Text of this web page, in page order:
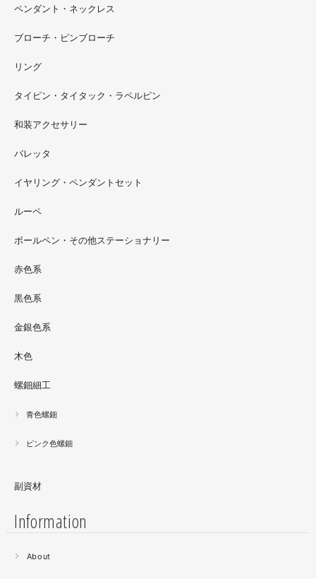
ただ今 東武百貨店船橋店に出展中です。9月20日まで4階
イベントスペースにいます。お近くの方はぜひお越しくだ
螺鈿ソフビでお世話になっているT-BASE銀座ギャラリー
シリーズ』紅里工房螺鈿装飾も展示されています。アクセ
サリーとはまた違った美しさがあると思うのでぜひご覧く
螺鈿細工の工程。青みの強い鮑貝を使ってステンドグラス
ペンダント・ネックレス
ブローチ・ピンブローチ
リング
タイピン・タイタック・ラペルピン
和装アクセサリー
バレッタ
イヤリング・ペンダントセット
ルーペ
ボールペン・その他ステーショナリー
赤色系
黒色系
金銀色系
木色
螺鈿細工
青色螺鈿
ピンク色螺鈿
副資材
Information
About